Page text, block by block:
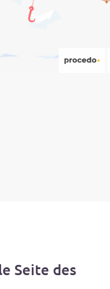
Seite des